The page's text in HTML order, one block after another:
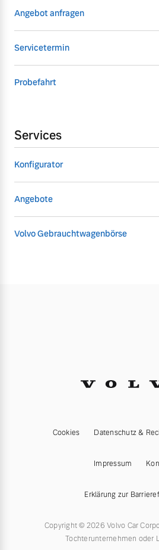
Angebot anfragen
Servicetermin
Probefahrt
Services
Konfigurator
Angebote
Volvo Gebrauchtwagenbörse
Cookies Datenschutz &
Impressum
Erklärung zur
Copyright © 2026 Volvo Car
Tochterunternehmen oder